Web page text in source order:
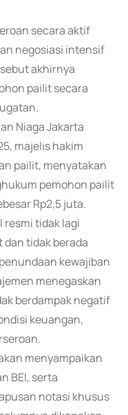
secara aktif
negosiasi intensif
akhirnya
pailit secara
Niaga Jakarta
majelis hakim
pailit, menyatakan
pemohon pailit
Rp2,5 juta.
resmi tidak lagi
tidak berada
kewajiban
menegaskan
berdampak negatif
keuangan,
menyampaikan
BEI, serta
notasi khusus